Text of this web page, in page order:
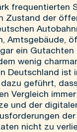
Zustand der
Amtsgebäude,
ein
wenig
Deutschland
geführt,
Vergleich
und der
nicht zu